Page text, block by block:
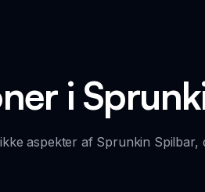
i
aspekter af Sprunkin